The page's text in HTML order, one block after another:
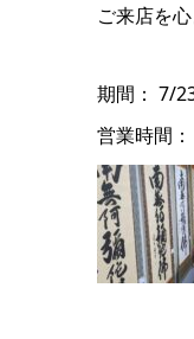
ご来店を
期間： 7/
営業時間